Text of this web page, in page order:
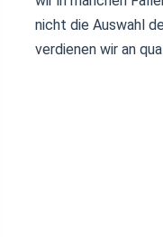
nicht die Auswahl
verdienen wir an